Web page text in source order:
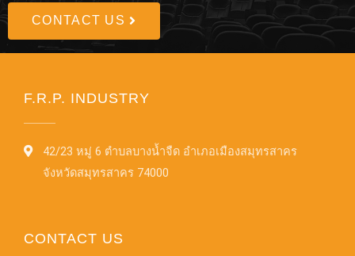
CONTACT US
F.R.P. INDUSTRY
42/23 หมู่ 6 ตำบลบางน้ำจืด อำเภอเมืองสมุทรสาคร
จังหวัดสมุทรสาคร 74000
CONTACT US